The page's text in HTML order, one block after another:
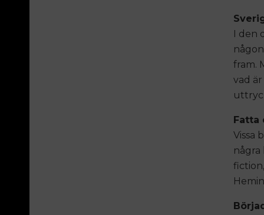
I den
fram.
vad
Fatta
Vissa
några